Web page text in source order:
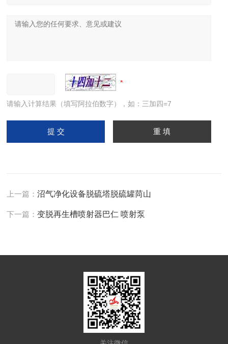
请输入计算结果（填写阿拉伯数字），如：三加四=7
上一篇：沼气净化设备脱硫塔脱硫罐苘山
下一篇：变脱再生槽喷射器巴仁 喷射泵